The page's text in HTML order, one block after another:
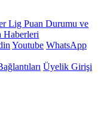
Lig Puan Durumu ve
Haberleri
Youtube WhatsApp
Üyelik Girişi